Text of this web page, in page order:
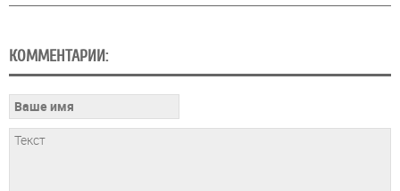
КОММЕНТАРИИ: